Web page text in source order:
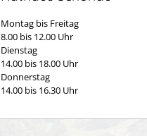
Montag bis Freitag
8.00 bis 12.00 Uhr
Dienstag
14.00 bis 18.00 Uhr
Donnerstag
14.00 bis 16.30 Uhr